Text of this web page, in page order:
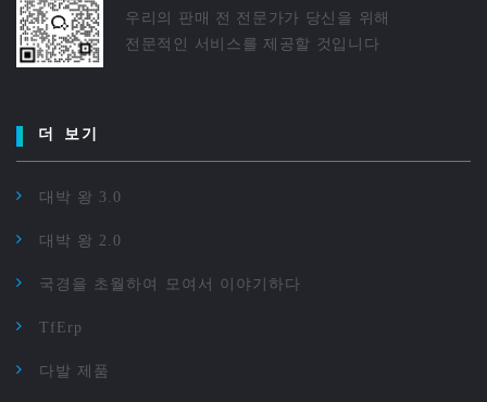
우리의 판매 전 전문가가 당신을 위해
전문적인 서비스를 제공할 것입니다
더 보기
대박 왕 3.0
대박 왕 2.0
국경을 초월하여 모여서 이야기하다
TfErp
다발 제품